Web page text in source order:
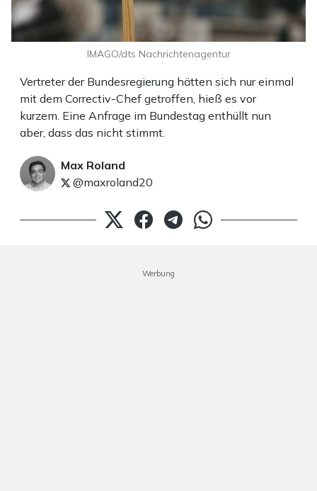
Vertreter der Bundesregierung hätten sich nur einmal
mit dem Correctiv-Chef getroffen, hieß es vor
kurzem. Eine Anfrage im Bundestag enthüllt nun
aber, dass das nicht stimmt.
Max Roland
@maxroland20
IMAGO/dts Nachrichtenagentur
Werbung